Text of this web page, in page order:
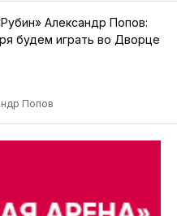
Александр Попов:
будем играть во Дворце
Попов